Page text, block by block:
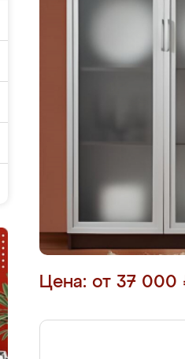
Цена: от 37 000